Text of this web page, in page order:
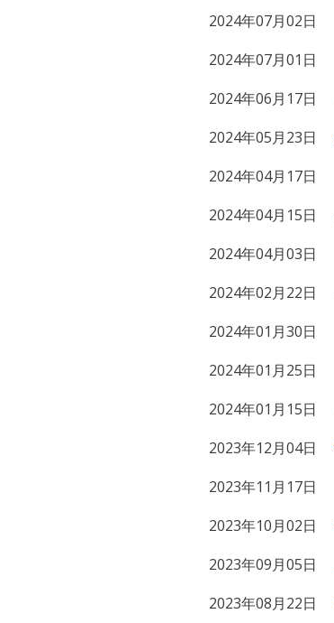
2024年07月02日
2024年07月01日
2024年06月17日
2024年05月23日
2024年04月17日
2024年04月15日
2024年04月03日
2024年02月22日
2024年01月30日
2024年01月25日
2024年01月15日
2023年12月04日
2023年11月17日
2023年10月02日
2023年09月05日
2023年08月22日